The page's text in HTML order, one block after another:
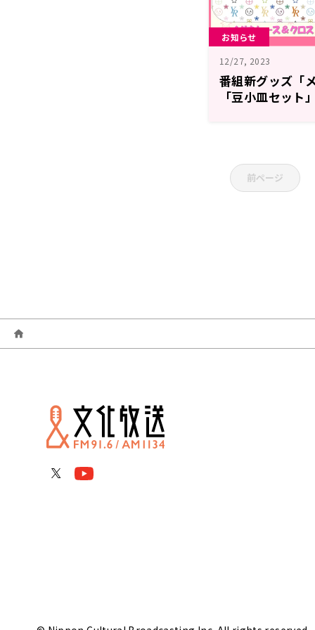
お知らせ
12/27, 2023
番組新グッズ「
「豆小皿セッ
前ページ